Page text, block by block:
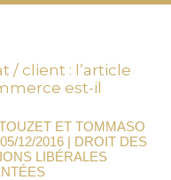
/ client : l’article
est-il
ET TOMMASO
12/2016 | DROIT DES
LIBÉRALES